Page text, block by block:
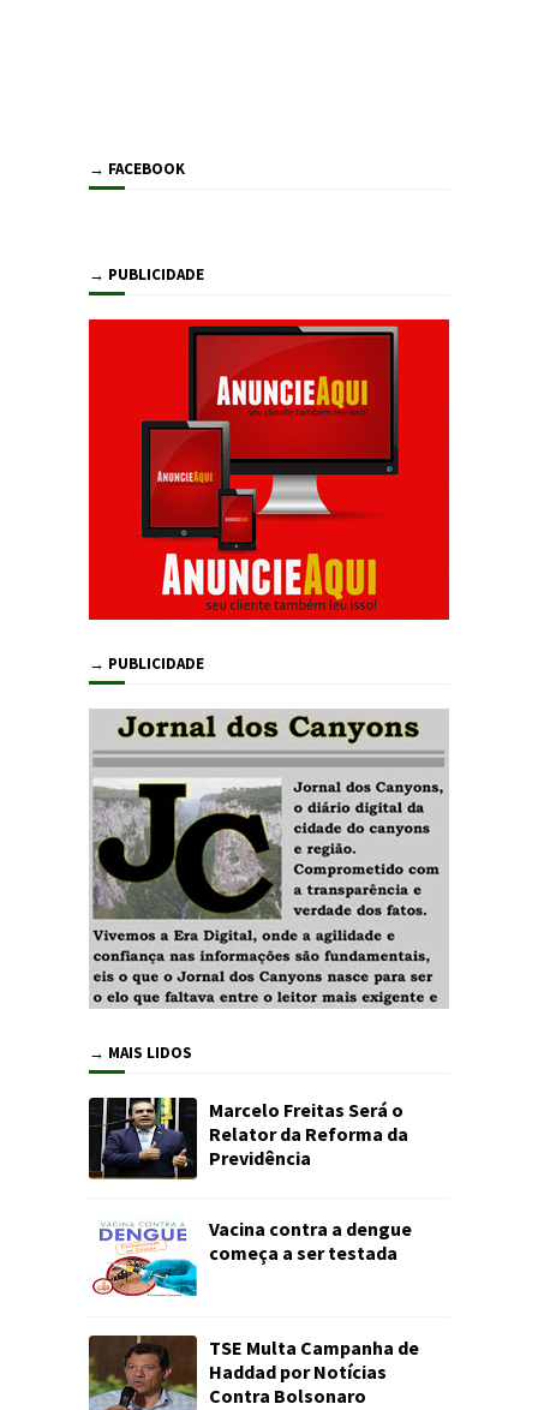
→ FACEBOOK
→ PUBLICIDADE
→ PUBLICIDADE
→ MAIS LIDOS
Marcelo Freitas Será o
Relator da Reforma da
Previdência
Vacina contra a dengue
começa a ser testada
TSE Multa Campanha de
Haddad por Notícias
Contra Bolsonaro